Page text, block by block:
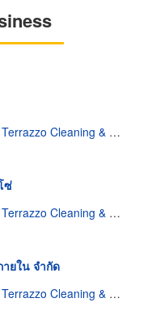
Cleaning & Service
ซ่
Cleaning & Service
ยใน จำกัด
Cleaning & Service